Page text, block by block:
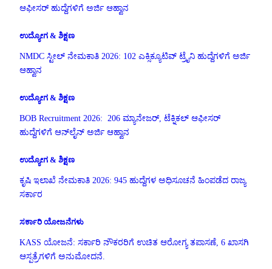
ಆಫೀಸರ್ ಹುದ್ದೆಗಳಿಗೆ ಅರ್ಜಿ ಆಹ್ವಾನ
ಉದ್ಯೋಗ & ಶಿಕ್ಷಣ
NMDC ಸ್ಟೀಲ್ ನೇಮಕಾತಿ 2026: 102 ಎಕ್ಸಿಕ್ಯೂಟಿವ್ ಟ್ರೈನಿ ಹುದ್ದೆಗಳಿಗೆ ಅರ್ಜಿ
ಆಹ್ವಾನ
ಉದ್ಯೋಗ & ಶಿಕ್ಷಣ
BOB Recruitment 2026: 206 ಮ್ಯಾನೇಜರ್, ಟೆಕ್ನಿಕಲ್ ಆಫೀಸರ್
ಹುದ್ದೆಗಳಿಗೆ ಆನ್‌ಲೈನ್ ಅರ್ಜಿ ಆಹ್ವಾನ
ಉದ್ಯೋಗ & ಶಿಕ್ಷಣ
ಕೃಷಿ ಇಲಾಖೆ ನೇಮಕಾತಿ 2026: 945 ಹುದ್ದೆಗಳ ಅಧಿಸೂಚನೆ ಹಿಂಪಡೆದ ರಾಜ್ಯ
ಸರ್ಕಾರ
ಸರ್ಕಾರಿ ಯೋಜನೆಗಳು
KASS ಯೋಜನೆ: ಸರ್ಕಾರಿ ನೌಕರರಿಗೆ ಉಚಿತ ಆರೋಗ್ಯ ತಪಾಸಣೆ, 6 ಖಾಸಗಿ
ಆಸ್ಪತ್ರೆಗಳಿಗೆ ಅನುಮೋದನೆ.